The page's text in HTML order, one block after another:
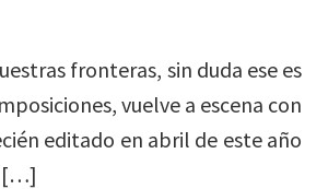
fronteras, sin duda ese es
vuelve a escena con
editado en abril de este año
[…]